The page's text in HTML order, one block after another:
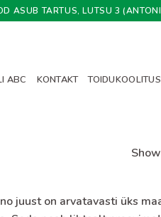
ASUB TARTUS, LUTSU 3
ABC KONTAKT
juust on arvatavasti üks